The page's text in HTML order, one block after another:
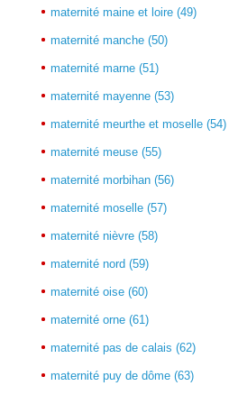
maternité maine et loire (49)
maternité manche (50)
maternité marne (51)
maternité mayenne (53)
maternité meurthe et moselle (54)
maternité meuse (55)
maternité morbihan (56)
maternité moselle (57)
maternité nièvre (58)
maternité nord (59)
maternité oise (60)
maternité orne (61)
maternité pas de calais (62)
maternité puy de dôme (63)